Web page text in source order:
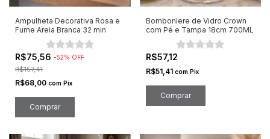
Ampulheta Decorativa Rosa e
Fume Areia Branca 32 min
R$75,56 -52% OFF
R$157,41
R$68,00 com Pix
Bomboniere de Vidro Crown
com Pé e Tampa 18cm 700ML
R$57,12
R$51,41 com Pix